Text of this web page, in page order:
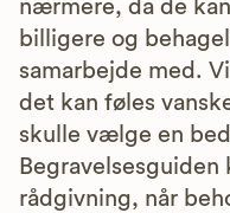
nærmere, da de
billigere og
samarbejde med.
det kan føles
skulle vælge en
rådgivning, når